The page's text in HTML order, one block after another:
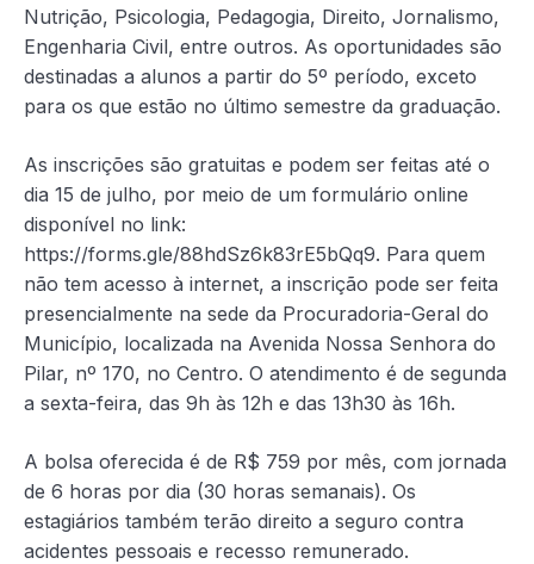
Nutrição, Psicologia, Pedagogia, Direito, Jornalismo,
Engenharia Civil, entre outros. As oportunidades são
destinadas a alunos a partir do 5º período, exceto
para os que estão no último semestre da graduação.
As inscrições são gratuitas e podem ser feitas até o
dia 15 de julho, por meio de um formulário online
disponível no link:
https://forms.gle/88hdSz6k83rE5bQq9. Para quem
não tem acesso à internet, a inscrição pode ser feita
presencialmente na sede da Procuradoria-Geral do
Município, localizada na Avenida Nossa Senhora do
Pilar, nº 170, no Centro. O atendimento é de segunda
a sexta-feira, das 9h às 12h e das 13h30 às 16h.
A bolsa oferecida é de R$ 759 por mês, com jornada
de 6 horas por dia (30 horas semanais). Os
estagiários também terão direito a seguro contra
acidentes pessoais e recesso remunerado.